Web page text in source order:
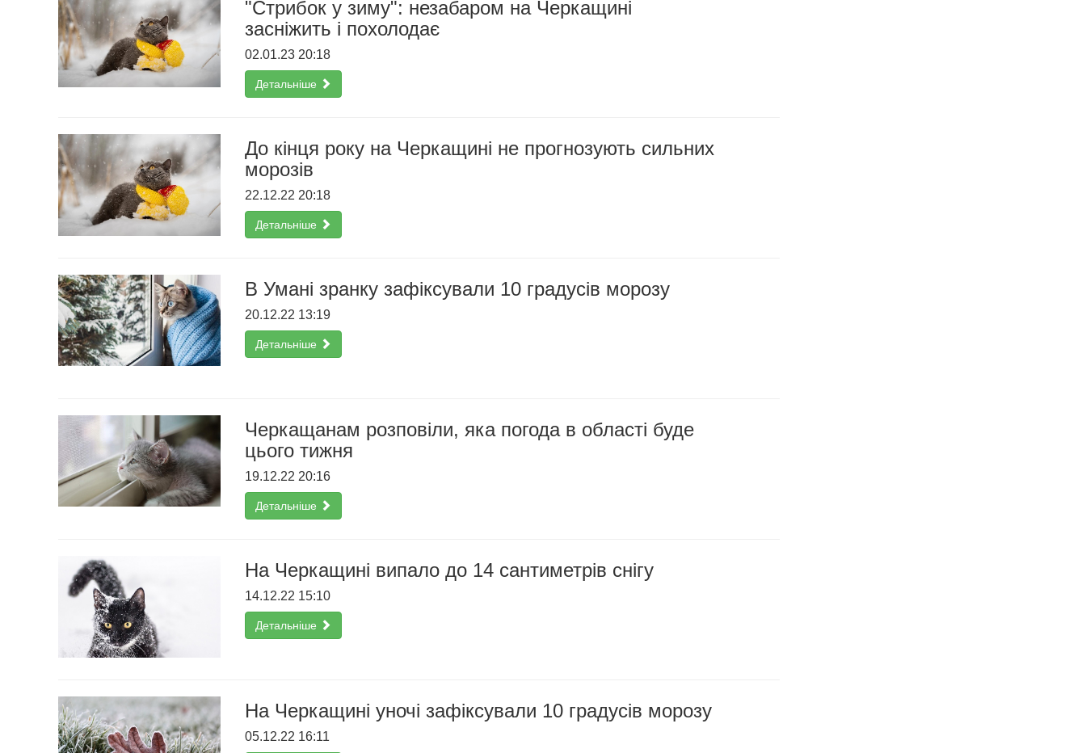
"Стрибок у зиму": незабаром на Черкащині
засніжить і похолодає
02.01.23 20:18
Детальніше
До кінця року на Черкащині не прогнозують сильних
морозів
22.12.22 20:18
Детальніше
В Умані зранку зафіксували 10 градусів морозу
20.12.22 13:19
Детальніше
Черкащанам розповіли, яка погода в області буде
цього тижня
19.12.22 20:16
Детальніше
На Черкащині випало до 14 сантиметрів снігу
14.12.22 15:10
Детальніше
На Черкащині уночі зафіксували 10 градусів морозу
05.12.22 16:11